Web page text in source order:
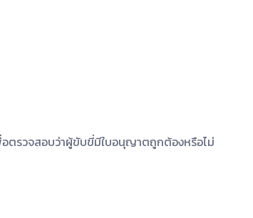
ตรวจสอบว่าผู้ขับขี่มีใบอนุญาตถูกต้องหรือไม่